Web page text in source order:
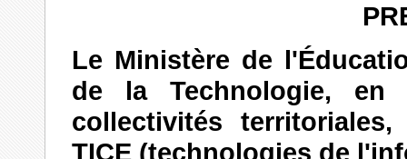
Le Ministère de
de la Technologie, en
collectivités
TICE (technologies de